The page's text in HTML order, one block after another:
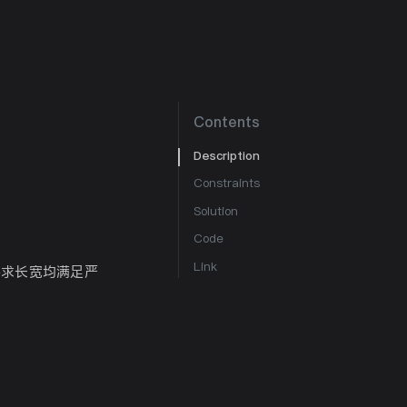
长宽均满足严
Contents
Description
Constraints
Solution
Code
Link